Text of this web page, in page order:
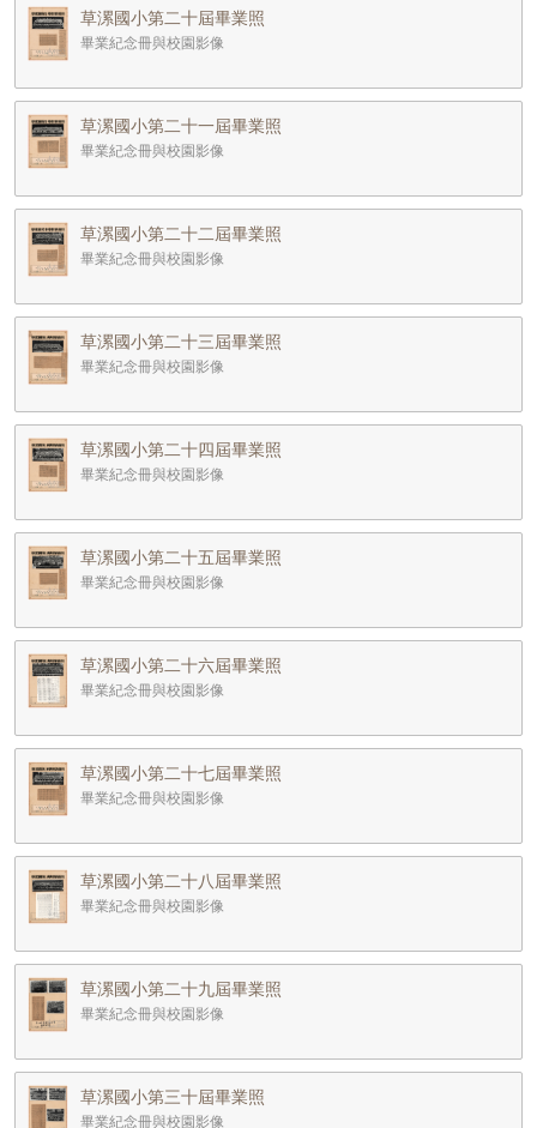
草漯國小第二十屆畢業照
畢業紀念冊與校園影像
草漯國小第二十一屆畢業照
畢業紀念冊與校園影像
草漯國小第二十二屆畢業照
畢業紀念冊與校園影像
草漯國小第二十三屆畢業照
畢業紀念冊與校園影像
草漯國小第二十四屆畢業照
畢業紀念冊與校園影像
草漯國小第二十五屆畢業照
畢業紀念冊與校園影像
草漯國小第二十六屆畢業照
畢業紀念冊與校園影像
草漯國小第二十七屆畢業照
畢業紀念冊與校園影像
草漯國小第二十八屆畢業照
畢業紀念冊與校園影像
草漯國小第二十九屆畢業照
畢業紀念冊與校園影像
草漯國小第三十屆畢業照
畢業紀念冊與校園影像